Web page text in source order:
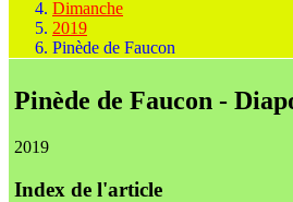
Dimanche
2019
Pinède de Faucon
Pinède de Faucon -
2019
Index de l'article